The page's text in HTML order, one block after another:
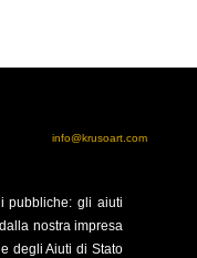
info@krusoart.com
pubbliche: gli aiuti
nostra impresa
degli Aiuti di Stato